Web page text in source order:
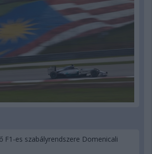
F1-es szabályrendszere Domenicali